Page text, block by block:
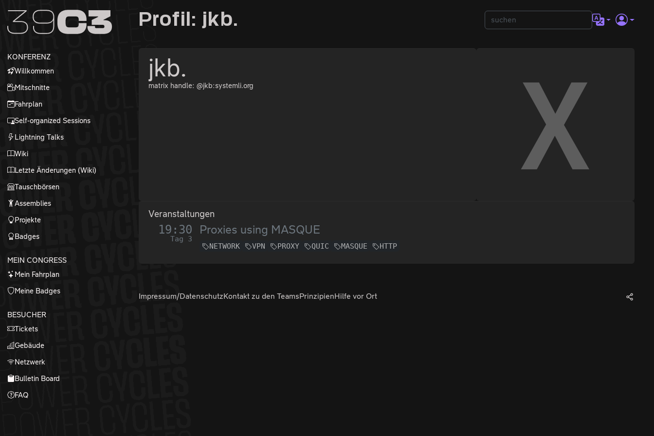
Zum Inhalt
Zum Footer
KONFERENZ
Willkommen
Mitschnitte
Fahrplan
Self-organized Sessions
Lightning Talks
Wiki
Letzte Änderungen (Wiki)
Tauschbörsen
Assemblies
Projekte
Badges
MEIN CONGRESS
Mein Fahrplan
Meine Badges
BESUCHER
Tickets
Gebäude
Netzwerk
Bulletin Board
FAQ
Profil: jkb.
jkb.
matrix handle: @jkb:systemli.org
Veranstaltungen
19:30
Tag 3
Proxies using MASQUE
NETWORK VPN PROXY QUIC MASQUE HTTP
Impressum/DatenschutzKontakt zu den TeamsPrinzipienHilfe vor Ort